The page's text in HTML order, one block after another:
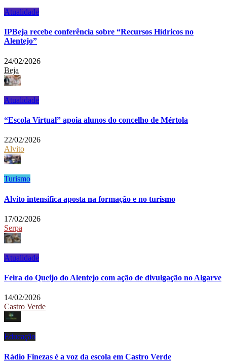
Atualidade
IPBeja recebe conferência sobre “Recursos Hídricos no
Alentejo”
24/02/2026
Beja
Atualidade
“Escola Virtual” apoia alunos do concelho de Mértola
22/02/2026
Alvito
Turismo
Alvito intensifica aposta na formação e no turismo
17/02/2026
Serpa
Atualidade
Feira do Queijo do Alentejo com ação de divulgação no Algarve
14/02/2026
Castro Verde
Educação
Rádio Finezas é a voz da escola em Castro Verde